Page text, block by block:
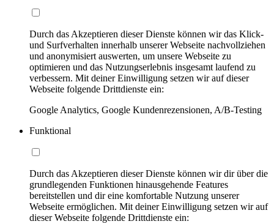
Durch das Akzeptieren dieser Dienste können wir das Klick-
und Surfverhalten innerhalb unserer Webseite nachvollziehen
und anonymisiert auswerten, um unsere Webseite zu
optimieren und das Nutzungserlebnis insgesamt laufend zu
verbessern. Mit deiner Einwilligung setzen wir auf dieser
Webseite folgende Drittdienste ein:
Google Analytics, Google Kundenrezensionen, A/B-Testing
Funktional
Durch das Akzeptieren dieser Dienste können wir dir über die
grundlegenden Funktionen hinausgehende Features
bereitstellen und dir eine komfortable Nutzung unserer
Webseite ermöglichen. Mit deiner Einwilligung setzen wir auf
dieser Webseite folgende Drittdienste ein: